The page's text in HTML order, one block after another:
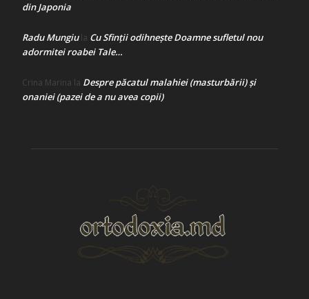
din Japonia
Radu Mungiula Cu Sfinții odihnește Doamne sufletul nou
adormitei roabei Tale…
Crina Marina la Despre păcatul malahiei (masturbării) şi
onaniei (pazei de a nu avea copii)